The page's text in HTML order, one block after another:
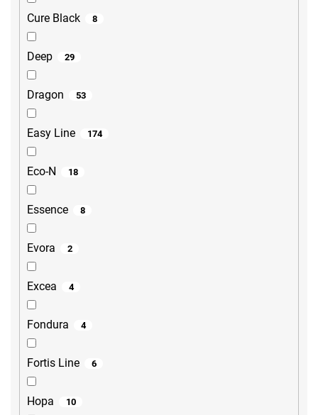
Cure Black 8
Deep 29
Dragon 53
Easy Line 174
Eco-N 18
Essence 8
Evora 2
Excea 4
Fondura 4
Fortis Line 6
Hopa 10